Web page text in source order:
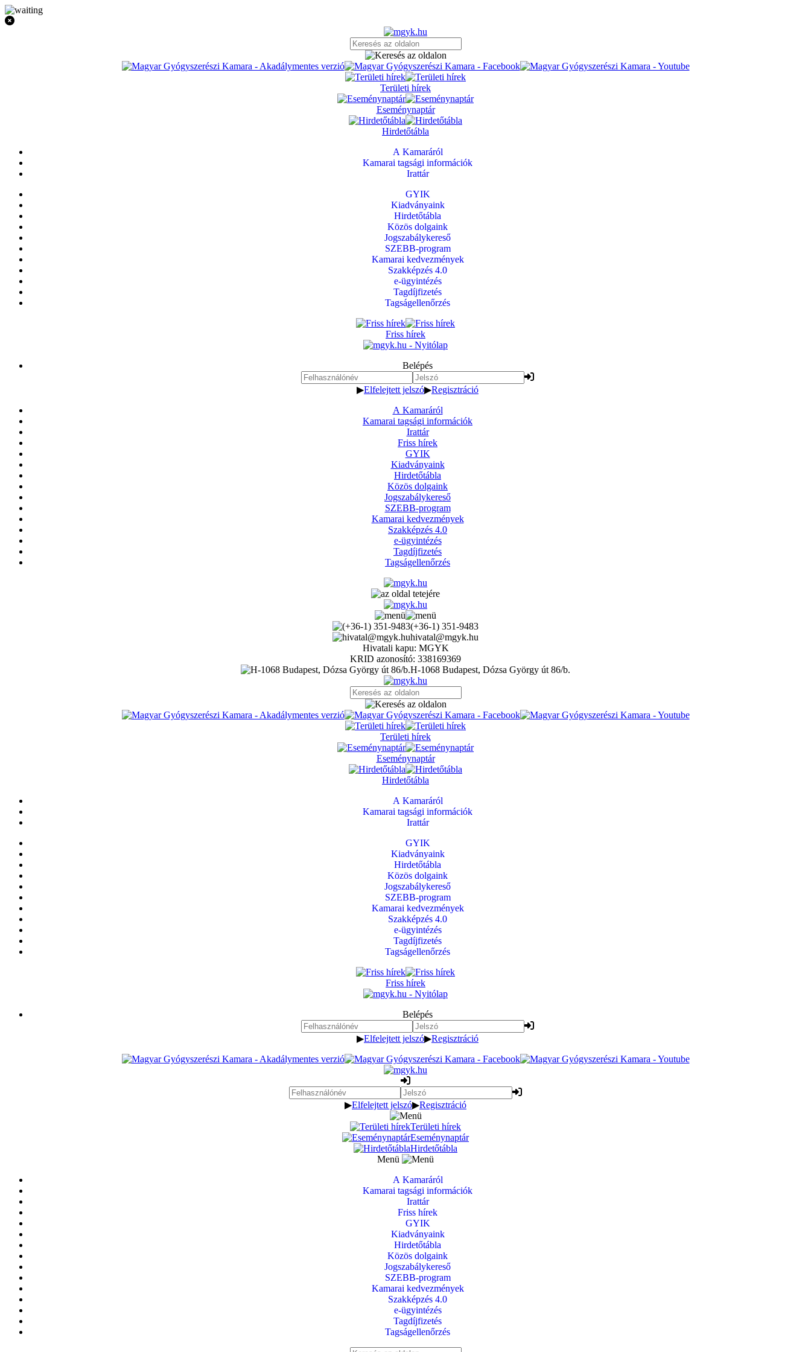
Területi hírek
Eseménynaptár
Hirdetőtábla
A Kamaráról
Kamarai tagsági információk
Irattár
GYIK
Kiadványaink
Hirdetőtábla
Közös dolgaink
Jogszabálykereső
SZEBB-program
Kamarai kedvezmények
Szakképzés 4.0
e-ügyintézés
Tagdíjfizetés
Tagságellenőrzés
Friss hírek
Belépés
▶Elfelejtett jelszó▶Regisztráció
A Kamaráról
Kamarai tagsági információk
Irattár
Friss hírek
GYIK
Kiadványaink
Hirdetőtábla
Közös dolgaink
Jogszabálykereső
SZEBB-program
Kamarai kedvezmények
Szakképzés 4.0
e-ügyintézés
Tagdíjfizetés
Tagságellenőrzés
(+36-1) 351-9483
hivatal@mgyk.hu
Hivatali kapu: MGYK
KRID azonosító: 338169369
H-1068 Budapest, Dózsa György út 86/b.
Területi hírek
Eseménynaptár
Hirdetőtábla
A Kamaráról
Kamarai tagsági információk
Irattár
GYIK
Kiadványaink
Hirdetőtábla
Közös dolgaink
Jogszabálykereső
SZEBB-program
Kamarai kedvezmények
Szakképzés 4.0
e-ügyintézés
Tagdíjfizetés
Tagságellenőrzés
Friss hírek
Belépés
▶Elfelejtett jelszó▶Regisztráció
▶Elfelejtett jelszó▶Regisztráció
Területi hírek
Eseménynaptár
Hirdetőtábla
Menü
A Kamaráról
Kamarai tagsági információk
Irattár
Friss hírek
GYIK
Kiadványaink
Hirdetőtábla
Közös dolgaink
Jogszabálykereső
SZEBB-program
Kamarai kedvezmények
Szakképzés 4.0
e-ügyintézés
Tagdíjfizetés
Tagságellenőrzés